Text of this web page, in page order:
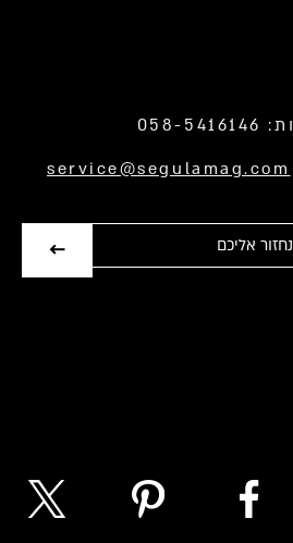
service@segulamag.com